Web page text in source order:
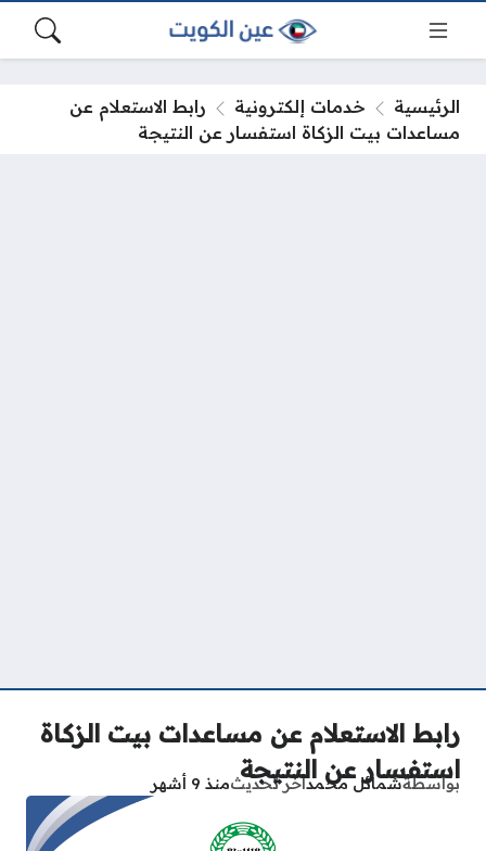
الرئيسية خدمات إلكترونية
رابط الاستعلام عن
مساعدات بيت الزكاة استفسار عن النتيجة
رابط الاستعلام عن مساعدات بيت الزكاة
استفسار عن النتيجة
بواسطةشمائل محمدآخر تحديثمنذ 9 أشهر